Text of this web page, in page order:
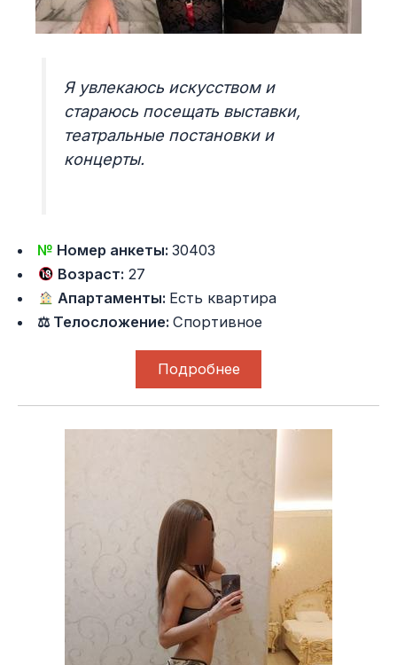
Я увлекаюсь искусством и
стараюсь посещать выставки,
театральные постановки и
концерты.
№ Номер анкеты:30403
Возраст: 27
Апартаменты: Есть квартира
⚖ Телосложение:Спортивное
Подробнее